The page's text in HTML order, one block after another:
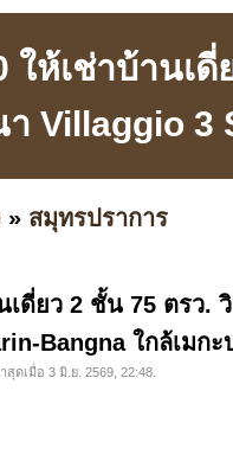
ให้เช่าบ้านเ
า Villaggio 3
» สมุทรปราการ
เดี่ยว 2 ชั้น 75 ตรว.
Bangna ใกล้เมกะ
ดเมื่อ 3 มิ.ย. 2569, 22:48.